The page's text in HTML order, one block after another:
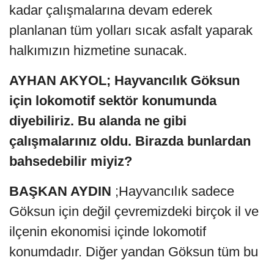
kadar çalışmalarına devam ederek
planlanan tüm yolları sıcak asfalt yaparak
halkımızın hizmetine sunacak.
AYHAN AKYOL; Hayvancılık Göksun
için lokomotif sektör konumunda
diyebiliriz. Bu alanda ne gibi
çalışmalarınız oldu. Birazda bunlardan
bahsedebilir miyiz?
BAŞKAN AYDIN ;Hayvancılık sadece
Göksun için değil çevremizdeki birçok il ve
ilçenin ekonomisi içinde lokomotif
konumdadır. Diğer yandan Göksun tüm bu